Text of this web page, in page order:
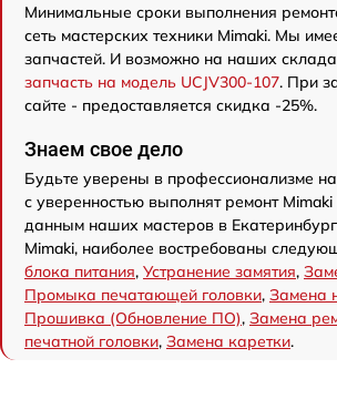
Минимальные сроки выполнения
сеть мастерских техники Mimaki. Мы
запчастей. И возможно на наших
запчасть на модель UCJV300-107. При
сайте - предоставляется скидка -25%.
Знаем свое дело
Будьте уверены в профессионализме
с уверенностью выполнят ремонт
данным наших мастеров в
Mimaki, наиболее востребованы
блока питания, Устранение замятия,
Промыка печатающей головки, Замена
Прошивка (Обновление ПО), Замена
печатной головки, Замена каретки.